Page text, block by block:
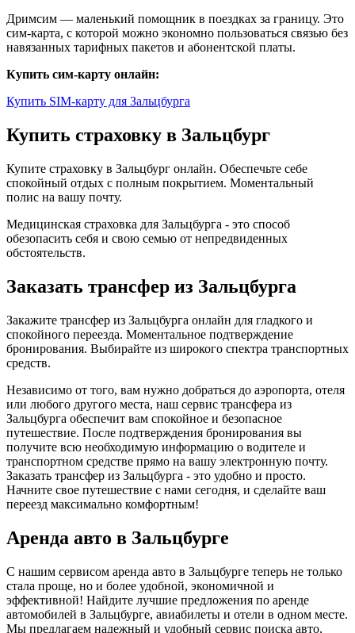
Дримсим — маленький помощник в поездках за границу. Это
сим-карта, с которой можно экономно пользоваться связью без
навязанных тарифных пакетов и абонентской платы.
Купить сим-карту онлайн:
Купить SIM-карту для Зальцбурга
Купить страховку в Зальцбург
Купите страховку в Зальцбург онлайн. Обеспечьте себе
спокойный отдых с полным покрытием. Моментальный
полис на вашу почту.
Медицинская страховка для Зальцбурга - это способ
обезопасить себя и свою семью от непредвиденных
обстоятельств.
Заказать трансфер из Зальцбурга
Закажите трансфер из Зальцбурга онлайн для гладкого и
спокойного переезда. Моментальное подтверждение
бронирования. Выбирайте из широкого спектра транспортных
средств.
Независимо от того, вам нужно добраться до аэропорта, отеля
или любого другого места, наш сервис трансфера из
Зальцбурга обеспечит вам спокойное и безопасное
путешествие. После подтверждения бронирования вы
получите всю необходимую информацию о водителе и
транспортном средстве прямо на вашу электронную почту.
Заказать трансфер из Зальцбурга - это удобно и просто.
Начните свое путешествие с нами сегодня, и сделайте ваш
переезд максимально комфортным!
Аренда авто в Зальцбурге
С нашим сервисом аренда авто в Зальцбурге теперь не только
стала проще, но и более удобной, экономичной и
эффективной! Найдите лучшие предложения по аренде
автомобилей в Зальцбурге, авиабилеты и отели в одном месте.
Мы предлагаем надежный и удобный сервис поиска авто,